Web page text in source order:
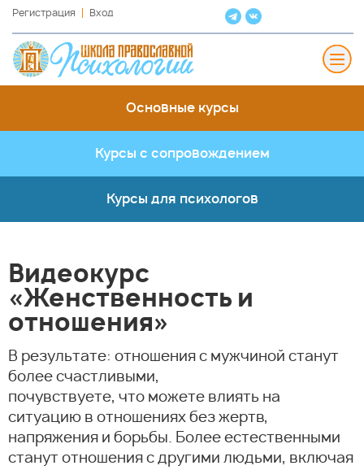
Регистрация Вход
Основные курсы
Курсы с сопровождением
Курсы для психологов
Видеокурс
«Женственность и
отношения»
В результате: отношения с мужчиной станут
более счастливыми,
почувствуете, что можете влиять на
ситуацию в отношениях без жертв,
напряжения и борьбы. Более естественными
станут отношения с другими людьми, включая